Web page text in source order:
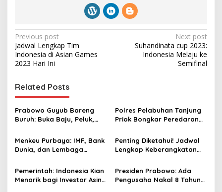
P
o
s
t
n
a
v
i
g
t
Previous post
Jadwal Lengkap Tim
Indonesia di Asian Games
2023 Hari Ini
Next post
Suhandinata cup 2023:
Indonesia Melaju ke
Semifinal
Related Posts
Prabowo Guyub Bareng
Buruh: Buka Baju, Peluk,
Polres Pelabuhan Tanjung
Priok Bongkar Peredaran
Warakas Jakut
Menkeu Purbaya: IMF, Bank
Dunia, dan Lembaga
Kebijakan Fiskal Indonesia
Penting Diketahui! Jadwal
Lengkap Keberangkatan
Pemerintah: Indonesia Kian
Menarik bagi Investor Asing
Presiden Prabowo: Ada
Pengusaha Nakal 8 Tahun